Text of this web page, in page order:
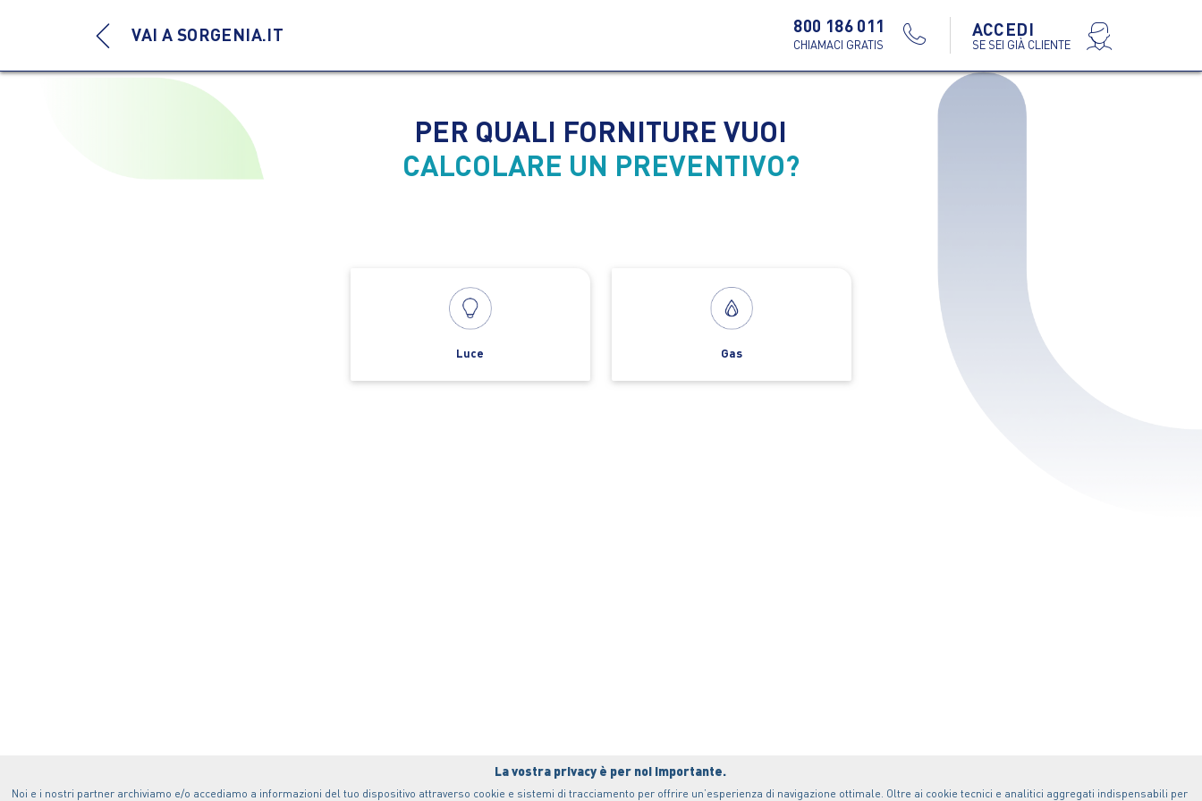
La vostra privacy è per noi importante.
Noi e i nostri partner archiviamo e/o accediamo a informazioni del tuo dispositivo attraverso cookie e sistemi di tracciamento per offrire un’esperienza di navigazione ottimale. Oltre ai cookie tecnici e analitici aggregati indispensabili per
VAI A SORGENIA.IT 800 186 011
CHIAMACI GRATIS
ACCEDI
SE SEI GIÀ CLIENTE
PER QUALI FORNITURE VUOI
CALCOLARE UN PREVENTIVO?
Luce Gas